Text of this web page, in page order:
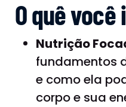
O quê
Nutrição
fundamentos
e como ela
corpo e sua